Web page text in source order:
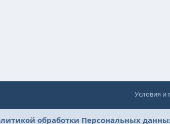
Условия и
обработки Персональных